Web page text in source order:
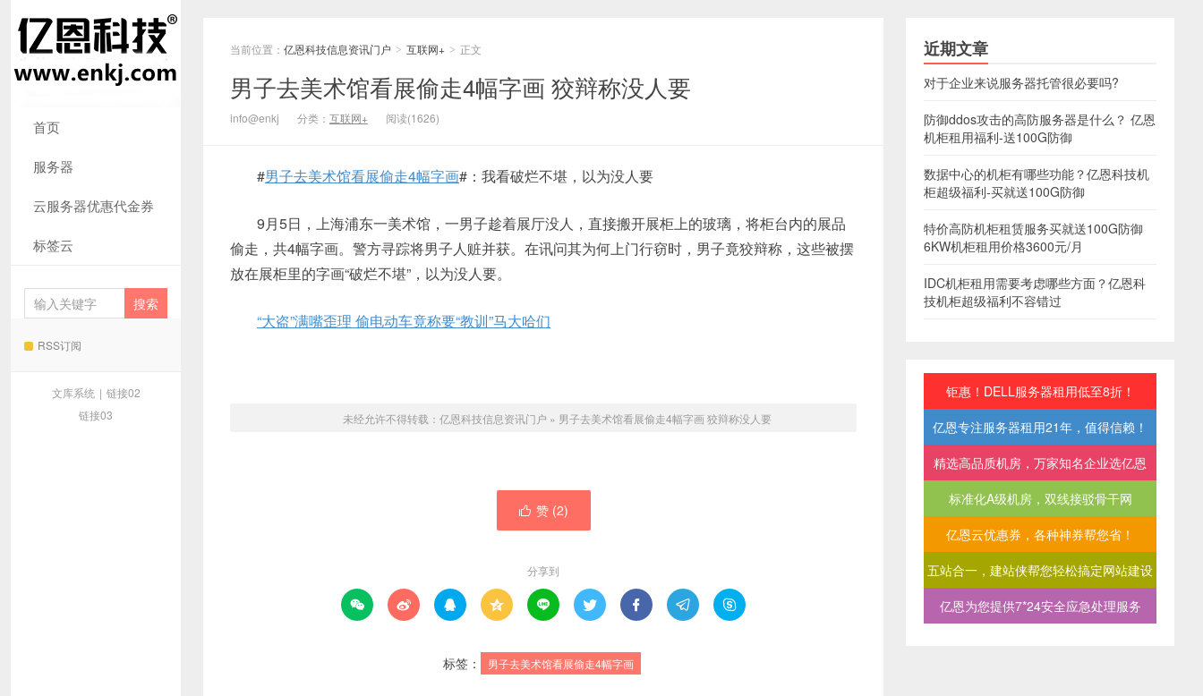
首页
服务器
云服务器优惠代金券
标签云
RSS订阅
文库系统 | 链接02
链接03
当前位置： 亿恩科技信息资讯门户 > 互联网+ > 正文
男子去美术馆看展偷走4幅字画 狡辩称没人要
info@enkj 分类： 互联网+ 阅读(1626)
#男子去美术馆看展偷走4幅字画#：我看破烂不堪，以为没人要
9月5日，上海浦东一美术馆，一男子趁着展厅没人，直接搬开展柜上的玻璃，将柜台内的展品
偷走，共4幅字画。警方寻踪将男子人赃并获。在讯问其为何上门行窃时，男子竟狡辩称，这些被摆
放在展柜里的字画“破烂不堪”，以为没人要。
“大盗”满嘴歪理 偷电动车竟称要“教训”马大哈们
未经允许不得转载： 亿恩科技信息资讯门户 » 男子去美术馆看展偷走4幅字画 狡辩称没人要
 赞 (2)
分享到
        
标签： 男子去美术馆看展偷走4幅字画
近期文章
对于企业来说服务器托管很必要吗?
防御ddos攻击的高防服务器是什么？ 亿恩
机柜租用福利-送100G防御
数据中心的机柜有哪些功能？亿恩科技机
柜超级福利-买就送100G防御
特价高防机柜租赁服务买就送100G防御
6KW机柜租用价格3600元/月
IDC机柜租用需要考虑哪些方面？亿恩科
技机柜超级福利不容错过
钜惠！DELL服务器租用低至8折！
亿恩专注服务器租用21年，值得信赖！
精选高品质机房，万家知名企业选亿恩
标准化A级机房，双线接驳骨干网
亿恩云优惠券，各种神券帮您省！
五站合一，建站侠帮您轻松搞定网站建设
亿恩为您提供7*24安全应急处理服务